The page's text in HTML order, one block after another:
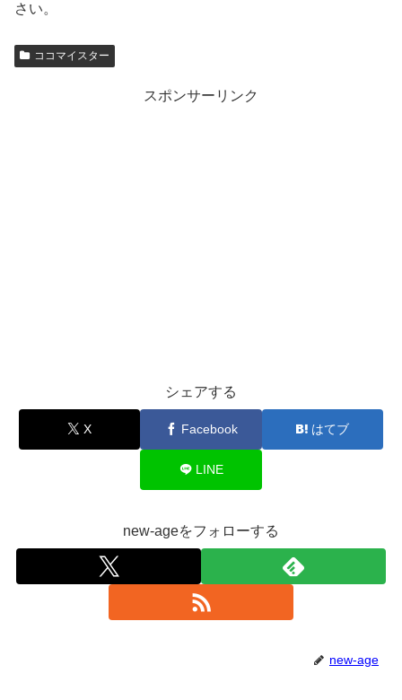
さい。
ココマイスター
スポンサーリンク
シェアする
X Facebook はてブ
LINE
new-ageをフォローする
new-age